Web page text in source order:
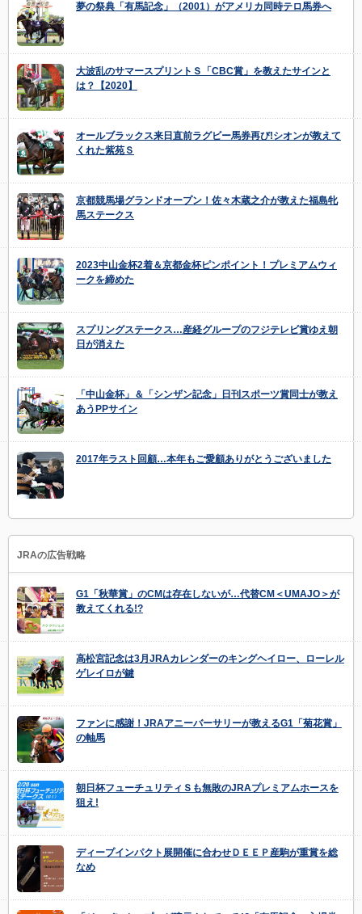
夢の祭典「有馬記念」（2001）がアメリカ同時テロ馬券へ
大波乱のサマースプリントＳ「CBC賞」を教えたサインと
は？【2020】
オールブラックス来日直前ラグビー馬券再び!シオンが教えて
くれた紫苑Ｓ
京都競馬場グランドオープン！佐々木蔵之介が教えた福島牝
馬ステークス
2023中山金杯2着＆京都金杯ピンポイント！プレミアムウィ
ークを締めた
スプリングステークス…産経グループのフジテレビ賞ゆえ朝
日が消えた
「中山金杯」＆「シンザン記念」日刊スポーツ賞同士が教え
あうPPサイン
2017年ラスト回顧…本年もご愛顧ありがとうございました
JRAの広告戦略
G1「秋華賞」のCMは存在しないが…代替CM＜UMAJO＞が
教えてくれる!?
高松宮記念は3月JRAカレンダーのキングヘイロー、ローレル
ゲレイロが鍵
ファンに感謝！JRAアニーバーサリーが教えるG1「菊花賞」
の軸馬
朝日杯フューチュリティＳも無敗のJRAプレミアムホースを
狙え!
ディープインパクト展開催に合わせＤＥＥＰ産駒が重賞を総
なめ